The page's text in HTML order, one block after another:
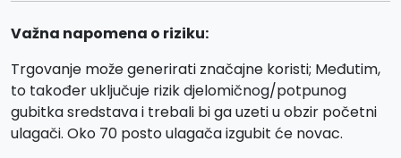
Važna napomena o riziku:
Trgovanje može generirati značajne koristi; Međutim,
to također uključuje rizik djelomičnog/potpunog
gubitka sredstava i trebali bi ga uzeti u obzir početni
ulagači. Oko 70 posto ulagača izgubit će novac.